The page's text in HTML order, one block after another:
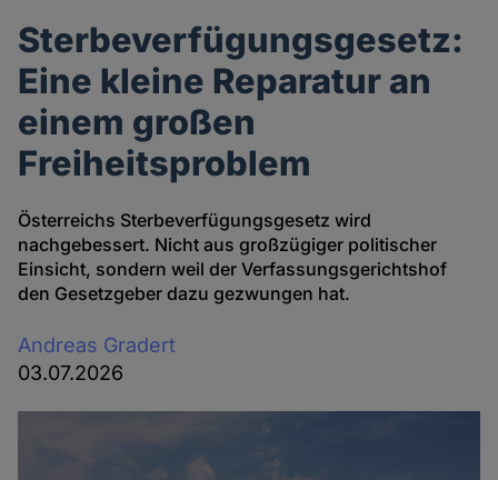
Sterbeverfügungsgesetz:
Eine kleine Reparatur an
einem großen
Freiheitsproblem
Österreichs Sterbeverfügungsgesetz wird
nachgebessert. Nicht aus großzügiger politischer
Einsicht, sondern weil der Verfassungsgerichtshof
den Gesetzgeber dazu gezwungen hat.
Andreas Gradert
03.07.2026